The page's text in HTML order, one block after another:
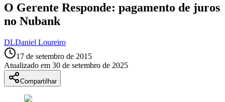
O Gerente Responde: pagamento de juros
no Nubank
DLDaniel Loureiro
17 de setembro de 2015
Atualizado em 30 de setembro de 2025
Compartilhar